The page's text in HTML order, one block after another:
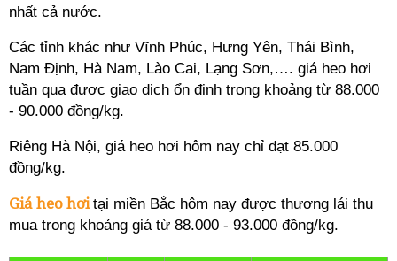
nhất cả nước.
Các tỉnh khác như Vĩnh Phúc, Hưng Yên, Thái Bình,
Nam Định, Hà Nam, Lào Cai, Lạng Sơn,…. giá heo hơi
tuần qua được giao dịch ổn định trong khoảng từ 88.000
- 90.000 đồng/kg.
Riêng Hà Nội, giá heo hơi hôm nay chỉ đạt 85.000
đồng/kg.
Giá heo hơi tại miền Bắc hôm nay được thương lái thu
mua trong khoảng giá từ 88.000 - 93.000 đồng/kg.